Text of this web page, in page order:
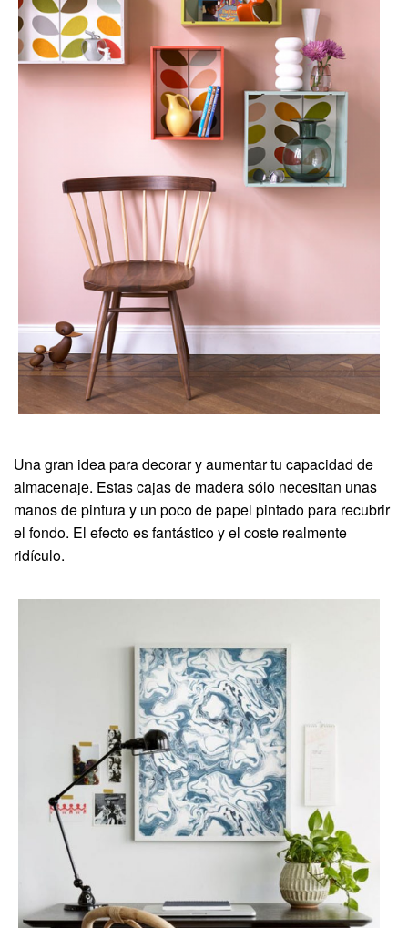
Una gran idea para decorar y aumentar tu capacidad de
almacenaje. Estas cajas de madera sólo necesitan unas
manos de pintura y un poco de papel pintado para recubrir
el fondo. El efecto es fantástico y el coste realmente
ridículo.